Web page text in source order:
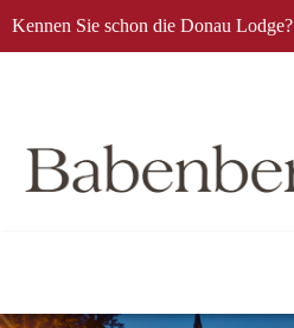
Kennen Sie schon die Donau Lodge?